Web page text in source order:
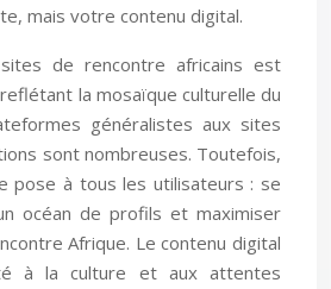
mais votre contenu digital.
de rencontre africains est
la mosaïque culturelle du
généralistes aux sites
sont nombreuses. Toutefois,
pose à tous les utilisateurs : se
océan de profils et maximiser
Afrique. Le contenu digital
à la culture et aux attentes